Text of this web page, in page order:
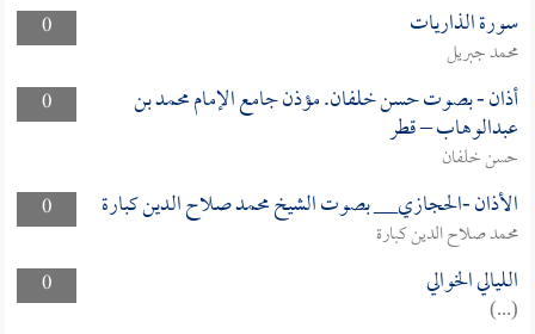
0
سورة الذاريات
محمد جبريل
0
أذان - بصوت حسن خلفان. مؤذن جامع الإمام محمد بن
عبدالوهاب – قطر
حسن خلفان
0
الأذان -الحجازي__ بصوت الشيخ محمد صلاح الدين كبارة
محمد صلاح الدين كبارة
0
الليالي الخوالي
(...)